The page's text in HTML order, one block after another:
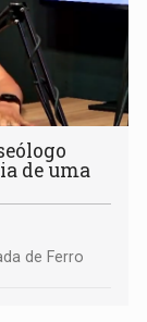
de uma
de Ferro